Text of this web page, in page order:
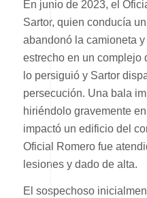
En junio de 2023, el
Sartor, quien conducía
abandonó la camioneta
estrecho en un complejo
lo persiguió y Sartor
persecución. Una bala
hiriéndolo gravemente
impactó un edificio del
Oficial Romero fue
lesiones y dado de alta.
El sospechoso